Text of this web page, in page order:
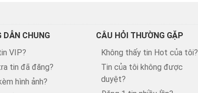
DẪN CHUNG
VIP?
tin đã đăng?
hình ảnh?
CÂU HỎI THƯỜNG GẶP
Không thấy tin Hot của tôi?
Tin của tôi không được
duyệt?